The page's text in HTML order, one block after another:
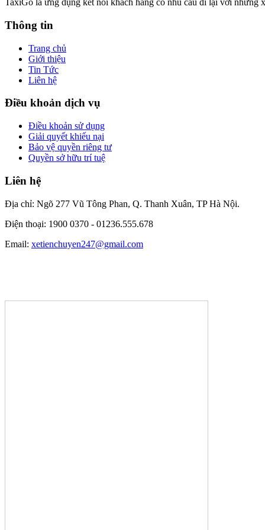
TaxiGo là ứng dụng kết nối khách hàng có nhu cầu đi lại với
Thông tin
Trang chủ
Giới thiệu
Tin Tức
Liên hệ
Điều khoản dịch vụ
Điều khoản sử dụng
Giải quyết khiếu nại
Bảo vệ quyền riêng tư
Quyền sở hữu trí tuệ
Liên hệ
Địa chỉ: Ngõ 277 Vũ Tông Phan, Q. Thanh Xuân, TP Hà Nội.
Điện thoại: 1900 0370 - 01236.555.678
Email: xetienchuyen247@gmail.com